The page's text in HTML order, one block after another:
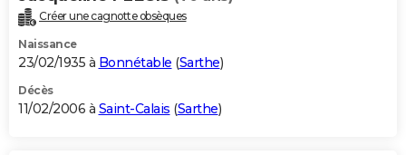
Créer une cagnotte obsèques
Naissance
23/02/1935 à Bonnétable (Sarthe)
Décès
11/02/2006 à Saint-Calais (Sarthe)